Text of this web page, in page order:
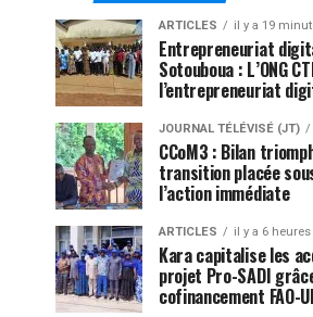
ARTICLES il y a 19
Entrepreneuriat
Sotouboua : L’ONG
l’entrepreneuriat
JOURNAL TÉLÉVISÉ (JT)
CCoM3 : Bilan
transition placée
l’action immédiate
ARTICLES il y a 6 heures
Kara capitalise les
projet Pro-SADI
cofinancement FAO-